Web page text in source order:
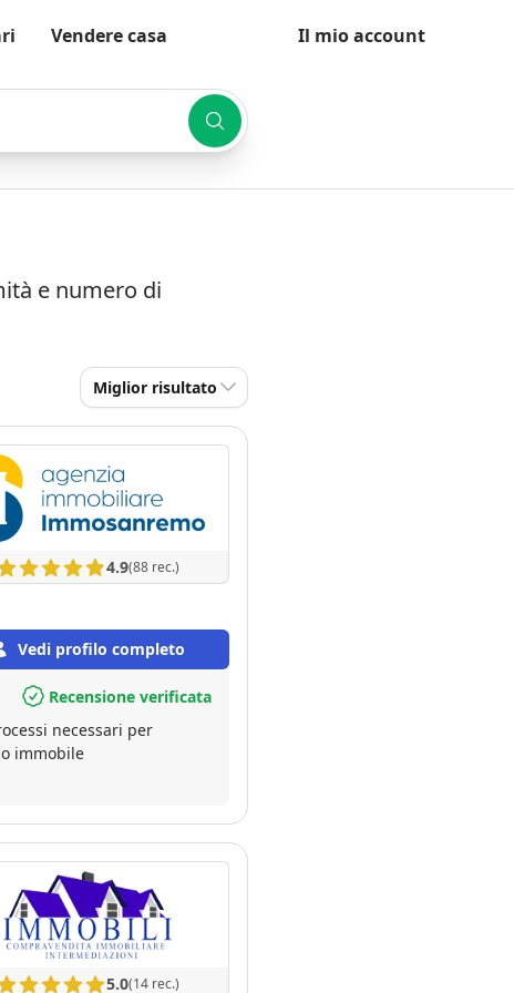
Vendere casa Il mio account
e numero di
Miglior risultato
4.9(88 rec.)
Vedi profilo completo
Recensione verificata
necessari per
immobile
5.0(14 rec.)